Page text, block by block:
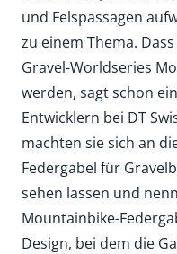
und Felspassagen
zu einem Thema.
Gravel-Worldseries
werden, sagt schon
Entwicklern bei DT
machten sie sich an
Federgabel für
sehen lassen und
Mountainbike-
Design, bei dem die